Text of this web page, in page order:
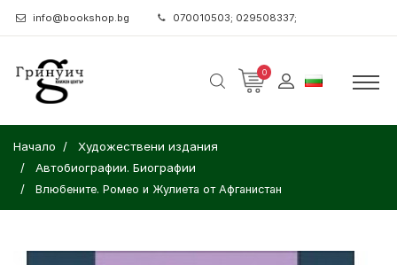
info@bookshop.bg 070010503; 029508337;
0
Начало
Художествени издания
Автобиографии. Биографии
Влюбените. Ромео и Жулиета от Афганистан